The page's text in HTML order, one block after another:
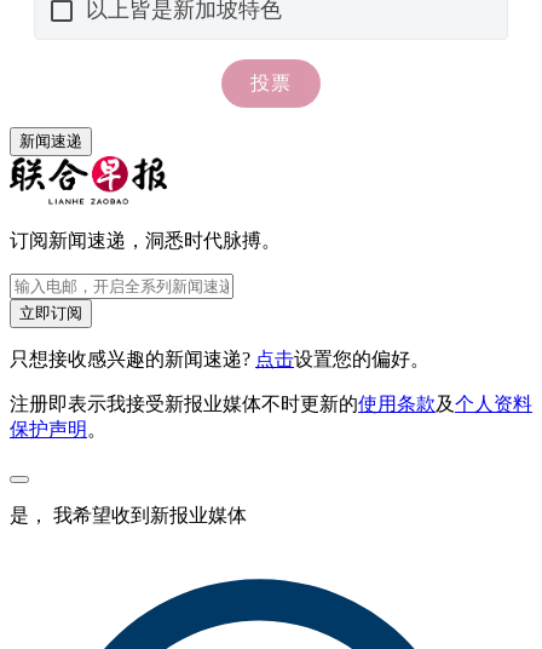
新闻速递
订阅新闻速递，洞悉时代脉搏。
立即订阅
只想接收感兴趣的新闻速递? 点击设置您的偏好。
注册即表示我接受新报业媒体不时更新的使用条款及个人资料
保护声明 。
是， 我希望收到新报业媒体